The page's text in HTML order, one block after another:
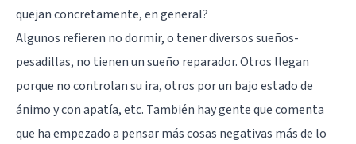
quejan concretamente, en general?
Algunos refieren no dormir, o tener diversos sueños-
pesadillas, no tienen un sueño reparador. Otros llegan
porque no controlan su ira, otros por un bajo estado de
ánimo y con apatía, etc. También hay gente que comenta
que ha empezado a pensar más cosas negativas más de lo